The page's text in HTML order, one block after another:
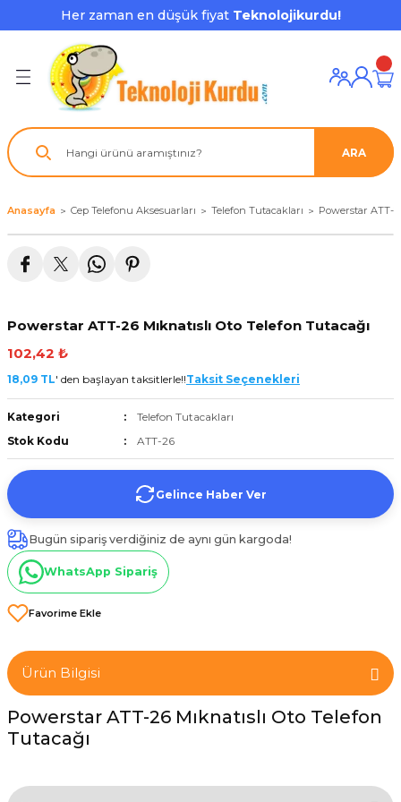
Her zaman en düşük fiyat Teknolojikurdu!
Geri Dön
Geri Dön
ve Ekipmanları
- Çoğaltıcı
Gözü
Geri Dön
Çevre Birimleri
Geri Dön
Geri Dön
Geri Dön
Geri Dön
Aksesuarları
ARA
Anasayfa Cep Telefonu Aksesuarları Telefon Tutacakları Powerstar ATT-
Powerstar ATT-26 Mıknatıslı Oto Telefon Tutacağı
102,42 ₺
18,09 TL' den başlayan taksitlerle!!Taksit Seçenekleri
Kategori
Telefon Tutacakları
Stok Kodu
ATT-26
Gelince Haber Ver
Bugün sipariş verdiğiniz de aynı gün kargoda!
WhatsApp Sipariş
Ürün Bilgisi
Powerstar ATT-26 Mıknatıslı Oto Telefon
Tutacağı